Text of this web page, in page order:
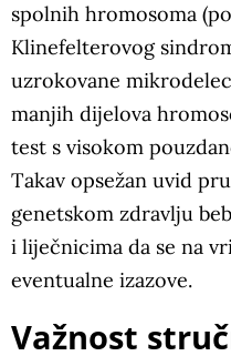
spolnih hromosoma
Klinefelterovog
uzrokovane
manjih dijelova
test s visokom
Takav opsežan uvid
genetskom zdravlju
i liječnicima da se na
eventualne izazove.
Važnost